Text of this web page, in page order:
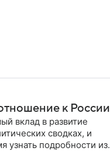
к России
вклад в развитие
сводках, и
узнать подробности из